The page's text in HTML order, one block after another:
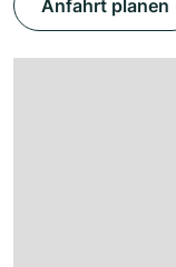
Anfahrt planen